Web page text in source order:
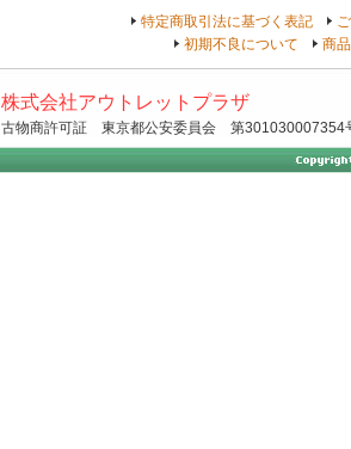
特定商取引法に基づく表記
初期不良について
商
株式会社アウトレットプラザ
古物商許可証 東京都公安委員会 第301030007354